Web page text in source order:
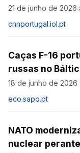
21 de junho de 2026
cnnportugal.iol.pt
Caças F-16
russas no
18 de junho de 2026
eco.sapo.pt
NATO
nuclear